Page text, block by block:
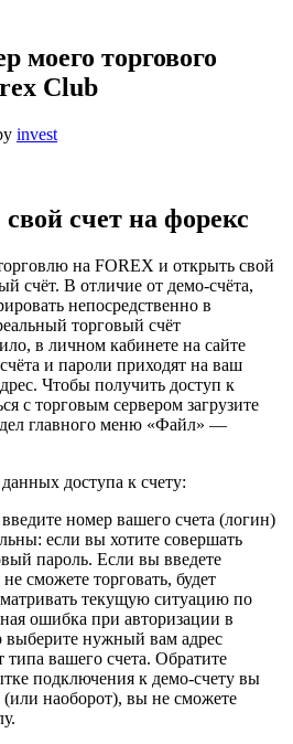
моего торгового
Club
invest
счет на форекс
на FOREX и открыть свой
счёт. В отличие от демо-счёта,
непосредственно в
торговый счёт
в личном кабинете на сайте
и пароли приходят на ваш
Чтобы получить доступ к
с торговым сервером загрузите
главного меню «Файл» —
доступа к счету:
номер вашего счета (логин)
если вы хотите совершать
пароль. Если вы введете
сможете торговать, будет
текущую ситуацию по
ошибка при авторизации в
выберите нужный вам адрес
типа вашего счета. Обратите
подключения к демо-счету вы
(или наоборот), вы не сможете